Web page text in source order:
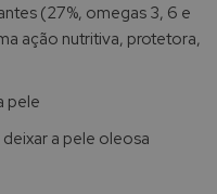
(27%, omegas 3, 6 e
ação nutritiva, protetora,
pele
a pele oleosa